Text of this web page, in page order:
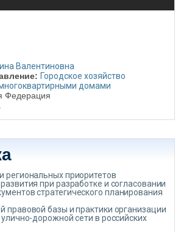
Валентиновна
Городское хозяйство
домами
Федерация
региональных приоритетов
при разработке и согласовании
стратегического планирования
правовой базы и практики организации
дорожной сети в российских